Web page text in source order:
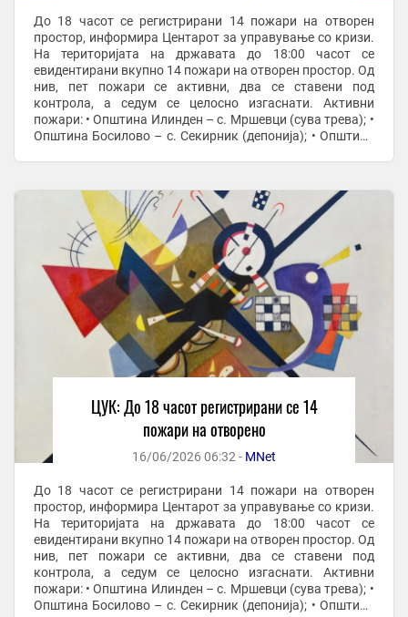
До 18 часот се регистрирани 14 пожари на отворен
простор, информира Центарот за управување со кризи.
На територијата на државата до 18:00 часот се
евидентирани вкупно 14 пожари на отворен простор. Од
нив, пет пожари се активни, два се ставени под
контрола, а седум се целосно изгаснати. Активни
пожари: • Општина Илинден – с. Мршевци (сува трева); •
Општина Босилово – с. Секирник (депонија); • Општина
ЦУК: До 18 часот регистрирани се 14
пожари на отворено
16/06/2026 06:32 - MNet
До 18 часот се регистрирани 14 пожари на отворен
простор, информира Центарот за управување со кризи.
На територијата на државата до 18:00 часот се
евидентирани вкупно 14 пожари на отворен простор. Од
нив, пет пожари се активни, два се ставени под
контрола, а седум се целосно изгаснати. Активни
пожари: • Општина Илинден – с. Мршевци (сува трева); •
Општина Босилово – с. Секирник (депонија); • Општина